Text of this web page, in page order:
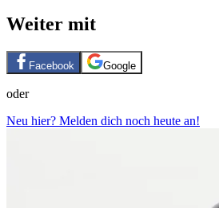
Weiter mit
Facebook Google
oder
Neu hier? Melden dich noch heute an!